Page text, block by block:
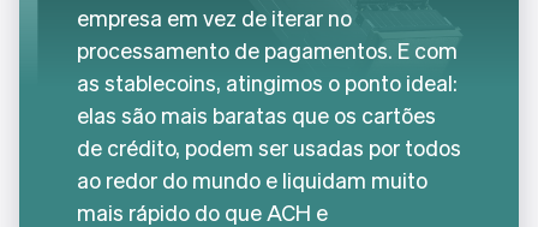
empresa em vez de iterar no
processamento de pagamentos. E com
as stablecoins, atingimos o ponto ideal:
elas são mais baratas que os cartões
de crédito, podem ser usadas por todos
ao redor do mundo e liquidam muito
mais rápido do que ACH e